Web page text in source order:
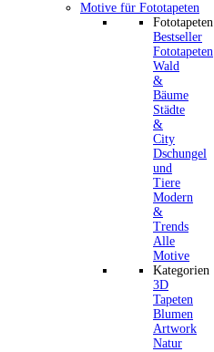
Motive für Fototapeten
Fototapeten
Bestseller
Fototapeten
Wald
&
Bäume
Städte
&
City
Dschungel
und
Tiere
Modern
&
Trends
Alle
Motive
Kategorien
3D
Tapeten
Blumen
Artwork
Natur